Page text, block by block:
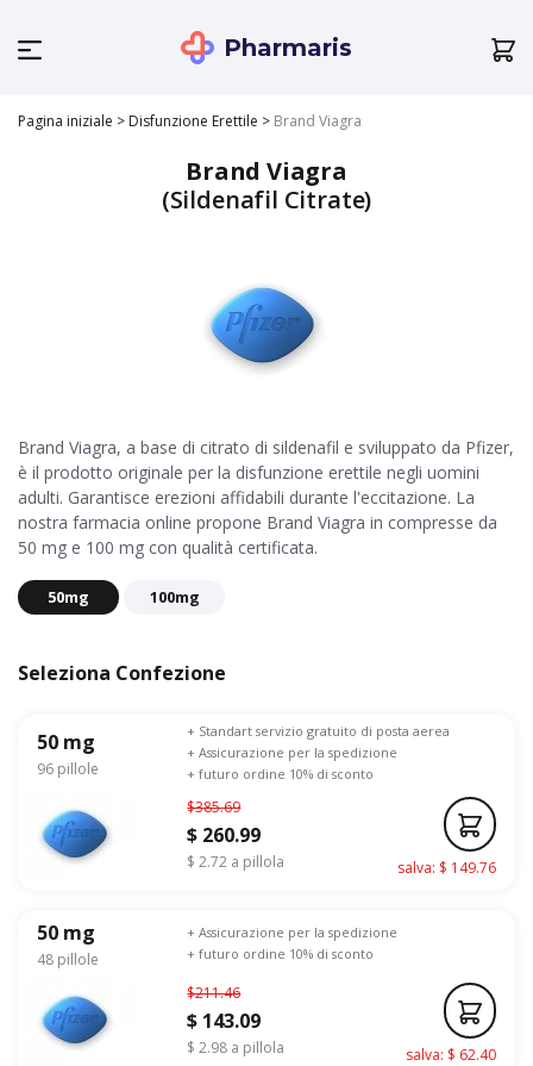
Pharmaris
Pagina iniziale > Disfunzione Erettile > Brand Viagra
Brand Viagra
(Sildenafil Citrate)
Brand Viagra, a base di citrato di sildenafil e sviluppato da Pfizer,
è il prodotto originale per la disfunzione erettile negli uomini
adulti. Garantisce erezioni affidabili durante l'eccitazione. La
nostra farmacia online propone Brand Viagra in compresse da
50 mg e 100 mg con qualità certificata.
50mg 100mg
Seleziona Confezione
50 mg
96 pillole
$385.69
$ 260.99
$ 2.72 a pillola
+ Standart servizio gratuito di posta aerea
+ Assicurazione per la spedizione
+ futuro ordine 10% di sconto
salva: $ 149.76
50 mg
48 pillole
$211.46
$ 143.09
$ 2.98 a pillola
+ Assicurazione per la spedizione
+ futuro ordine 10% di sconto
salva: $ 62.40